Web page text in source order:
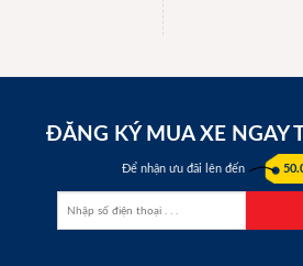
ĐĂNG KÝ MUA XE NGAY
Để nhận ưu đãi lên đến